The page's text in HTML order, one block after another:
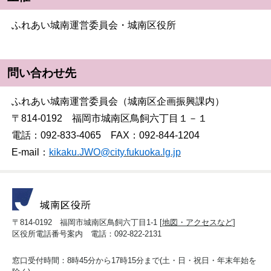
ふれあい城南運営委員会・城南区役所
問い合わせ先
ふれあい城南運営委員会（城南区企画振興課内）
〒814-0192 福岡市城南区鳥飼六丁目１－１
電話：092-833-4065 FAX：092-844-1204
E-mail： kikaku.JWO@city.fukuoka.lg.jp
〒814-0192 福岡市城南区鳥飼六丁目1-1 [地図・アクセスなど]
区役所電話番号案内 電話：092-822-2131
窓口受付時間：8時45分から17時15分まで(土・日・祝日・年末年始を